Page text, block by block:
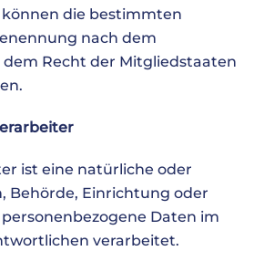
die bestimmten
nach dem
Recht der Mitgliedstaaten
ist eine natürliche oder
Behörde, Einrichtung oder
Daten im
verarbeitet.